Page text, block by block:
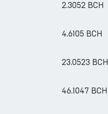
2.3052 BCH
4.6105 BCH
23.0523 BCH
46.1047 BCH